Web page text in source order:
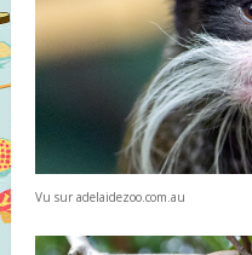
Vu sur adelaidezoo.com.au